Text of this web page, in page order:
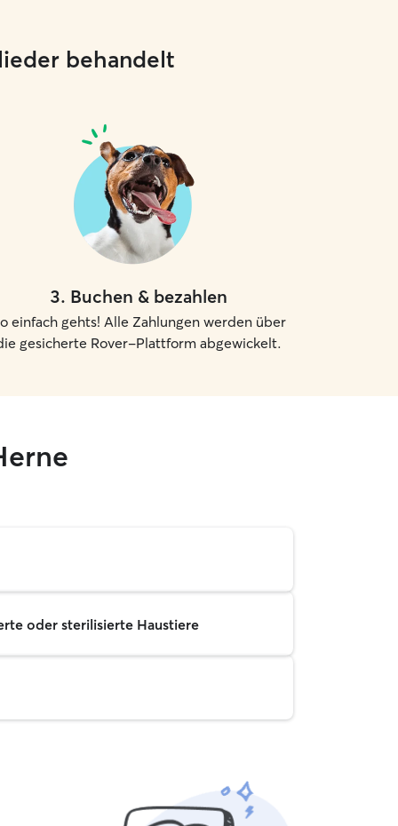
behandelt
3. Buchen & bezahlen
einfach gehts! Alle Zahlungen werden über
gesicherte Rover-Plattform abgewickelt.
oder sterilisierte Haustiere